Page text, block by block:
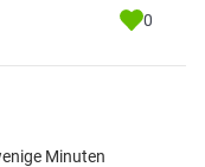
0
Minuten